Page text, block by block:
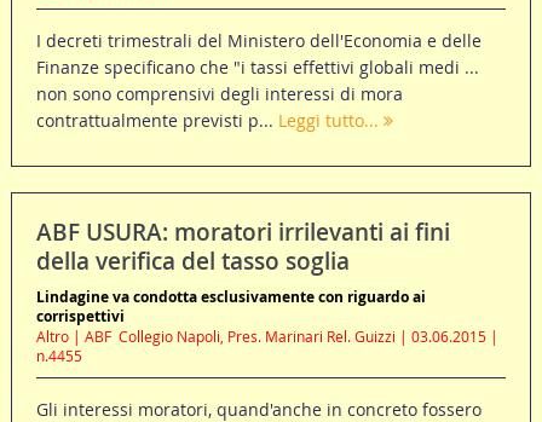
I decreti trimestrali del Ministero dell'Economia e delle
Finanze specificano che "i tassi effettivi globali medi ...
non sono comprensivi degli interessi di mora
contrattualmente previsti p... Leggi tutto...
ABF USURA: moratori irrilevanti ai fini
della verifica del tasso soglia
Lindagine va condotta esclusivamente con riguardo ai
corrispettivi
Altro | ABF  Collegio Napoli, Pres. Marinari Rel. Guizzi | 03.06.2015 |
n.4455
Gli interessi moratori, quand'anche in concreto fossero